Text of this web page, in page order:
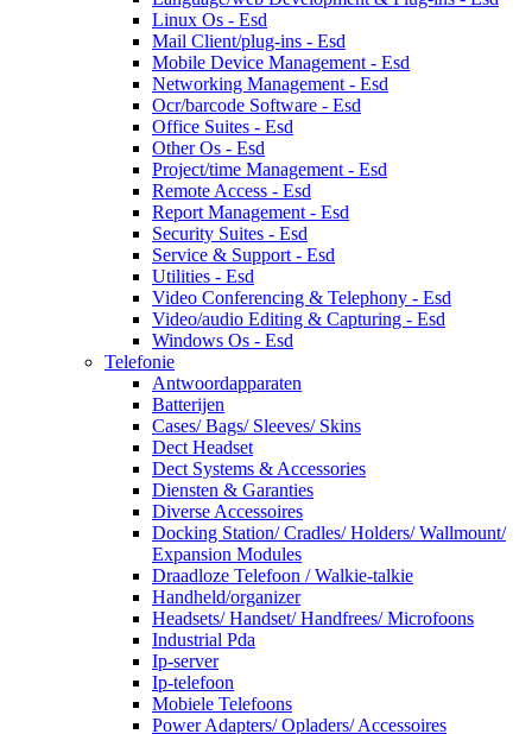
Linux Os - Esd
Mail Client/plug-ins - Esd
Mobile Device Management - Esd
Networking Management - Esd
Ocr/barcode Software - Esd
Office Suites - Esd
Other Os - Esd
Project/time Management - Esd
Remote Access - Esd
Report Management - Esd
Security Suites - Esd
Service & Support - Esd
Utilities - Esd
Video Conferencing & Telephony - Esd
Video/audio Editing & Capturing - Esd
Windows Os - Esd
Telefonie
Antwoordapparaten
Batterijen
Cases/ Bags/ Sleeves/ Skins
Dect Headset
Dect Systems & Accessories
Diensten & Garanties
Diverse Accessoires
Docking Station/ Cradles/ Holders/ Wallmount/
Expansion Modules
Draadloze Telefoon / Walkie-talkie
Handheld/organizer
Headsets/ Handset/ Handfrees/ Microfoons
Industrial Pda
Ip-server
Ip-telefoon
Mobiele Telefoons
Power Adapters/ Opladers/ Accessoires